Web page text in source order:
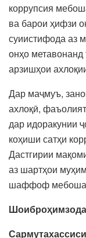
коррупсия
ва барои ҳифзи
суиистифода аз
онҳо метавонанд
арзишҳои
Дар маҷмуъ,
ахлоқӣ,
дар идоракунии
коҳиши сатҳи
Дастгирии
аз шартҳои
шаффоф